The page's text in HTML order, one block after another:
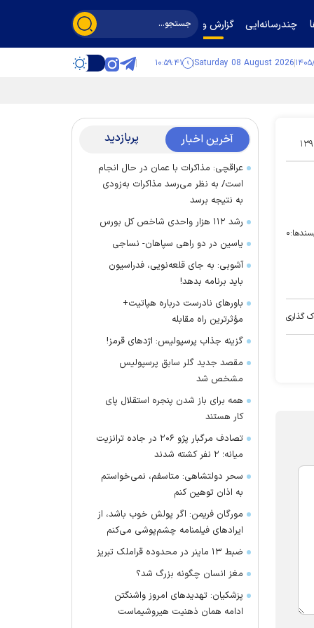
چندرسانه‌ایی گزارش و گفت‌وگو
Saturday 08 August 2026 ۱۰:۵۹:۴۲
۱۱
۰
گذاری
آخرین اخبار پربازدید
عراقچی: مذاکرات با عمان در حال انجام
است/ به نظر می‌رسد مذاکرات به‌زودی
به نتیجه برسد
رشد ۱۱۲ هزار واحدی شاخص کل بورس
یاسین در دو راهی سپاهان- نساجی
آشوبی: به جای قلعه‌نویی، فدراسیون
باید برنامه بدهد!
باور‌های نادرست درباره هپاتیت+
مؤثرترین راه مقابله
گزینه جذاب پرسپولیس: اژد‌های قرمز!
مقصد جدید گلر سابق پرسپولیس
مشخص شد
همه برای باز شدن پنجره استقلال پای
کار هستند
تصادف مرگبار پژو ۲۰۶ در جاده ترانزیت
میانه؛ ۲ نفر کشته شدند
سحر دولتشاهی: متاسفم، نمی‌خواستم
به اذان توهین کنم
مورگان فریمن: اگر پولش خوب باشد، از
ایراد‌های فیلمنامه چشم‌پوشی می‌کنم
ضبط ۱۳ ماینر در محدوده قراملک تبریز
مغز انسان چگونه بزرگ شد؟
پزشکیان: تهدید‌های امروز واشنگتن
ادامه همان ذهنیت هیروشیماست